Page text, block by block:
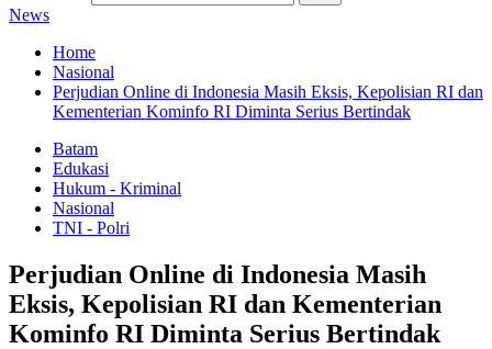
News
Home
Nasional
Perjudian Online di Indonesia Masih Eksis, Kepolisian RI dan
Kementerian Kominfo RI Diminta Serius Bertindak
Batam
Edukasi
Hukum - Kriminal
Nasional
TNI - Polri
Perjudian Online di Indonesia Masih
Eksis, Kepolisian RI dan Kementerian
Kominfo RI Diminta Serius Bertindak